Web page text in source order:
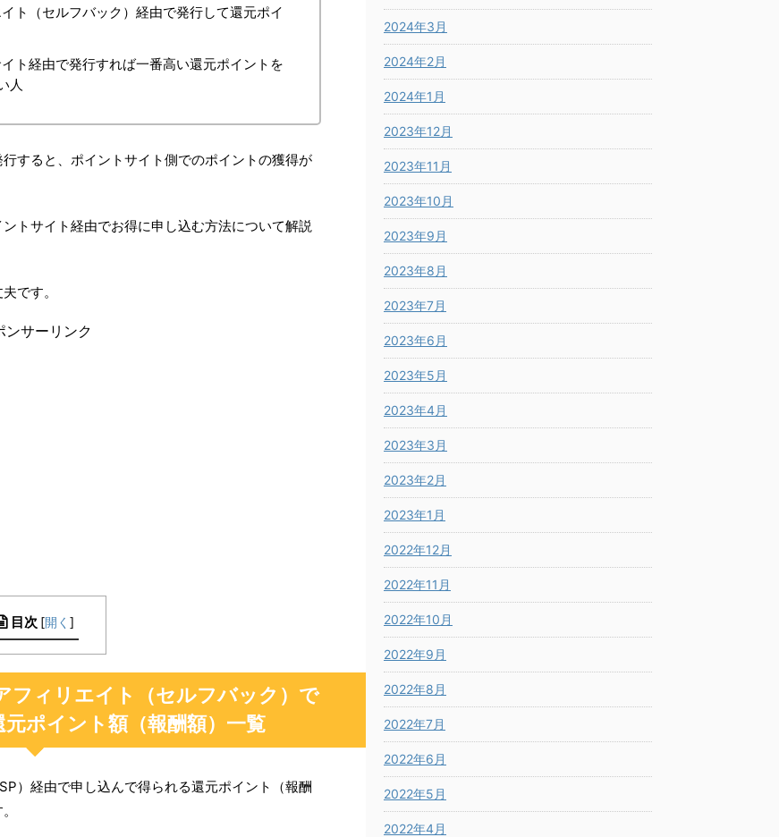
ト（セルフバック）経由で発行して還元ポイ
ト経由で発行すれば一番高い還元ポイントを
人
すると、ポイントサイト側でのポイントの獲得が
トサイト経由でお得に申し込む方法について解説
です。
ンサーリンク
目次 [開く ]
フィリエイト（セルフバック）で
ポイント額（報酬額）一覧
）経由で申し込んで得られる還元ポイント（報酬
2024年3月
2024年2月
2024年1月
2023年12月
2023年11月
2023年10月
2023年9月
2023年8月
2023年7月
2023年6月
2023年5月
2023年4月
2023年3月
2023年2月
2023年1月
2022年12月
2022年11月
2022年10月
2022年9月
2022年8月
2022年7月
2022年6月
2022年5月
2022年4月